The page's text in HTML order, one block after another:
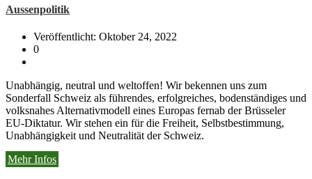
Aussenpolitik
Veröffentlicht: Oktober 24, 2022
0
Unabhängig, neutral und weltoffen! Wir bekennen uns zum
Sonderfall Schweiz als führendes, erfolgreiches, bodenständiges und
volksnahes Alternativmodell eines Europas fernab der Brüsseler
EU-Diktatur. Wir stehen ein für die Freiheit, Selbstbestimmung,
Unabhängigkeit und Neutralität der Schweiz.
Mehr Infos